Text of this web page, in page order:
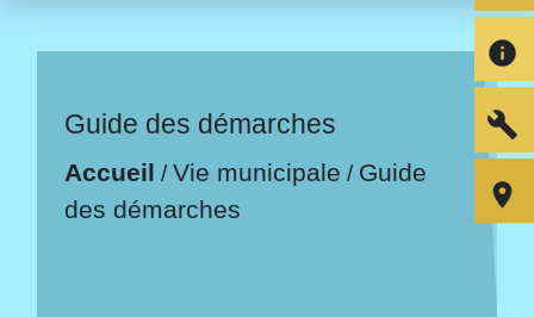
Guide des démarches
Accueil /Vie municipale / Guide
des démarches
info
build
room